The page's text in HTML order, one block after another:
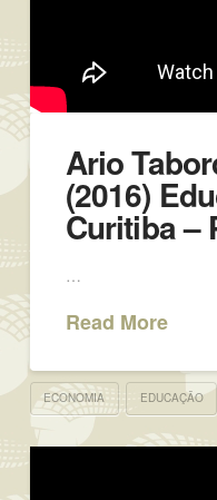
Ario
(2016)
Curitiba –
…
Read More
ECONOMIA EDUCAÇÃO